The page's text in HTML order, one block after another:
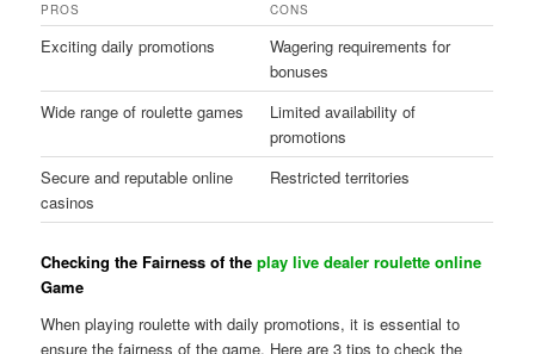
PROS CONS
Exciting daily promotions
Wagering requirements for
bonuses
Wide range of roulette games
Limited availability of
promotions
Secure and reputable online
casinos
Restricted territories
Checking the Fairness of theplay live dealer roulette online
Game
When playing roulette with daily promotions, it is essential to
ensure the fairness of the game. Here are 3 tips to check the